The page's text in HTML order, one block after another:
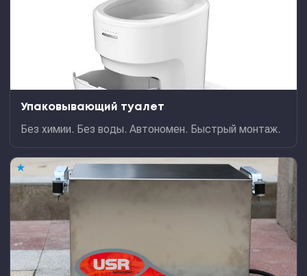
Упаковывающий туалет
Без химии. Без воды. Автономен. Быстрый монтаж.
★